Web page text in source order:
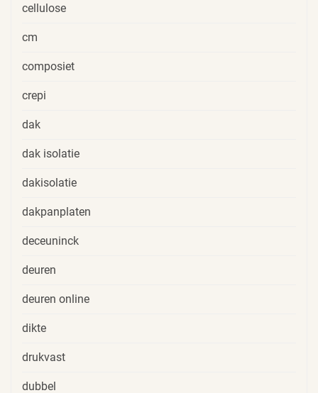
cellulose
cm
composiet
crepi
dak
dak isolatie
dakisolatie
dakpanplaten
deceuninck
deuren
deuren online
dikte
drukvast
dubbel